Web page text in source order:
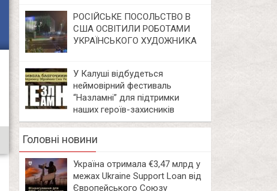
РОСІЙСЬКЕ ПОСОЛЬСТВО В
США ОСВІТИЛИ РОБОТАМИ
УКРАЇНСЬКОГО ХУДОЖНИКА
У Калуші відбудеться
неймовірний фестиваль
“Назламні” для підтримки
наших героїв-захисників
Головні новини
Україна отримала €3,47 млрд у
межах Ukraine Support Loan від
Європейського Союзу